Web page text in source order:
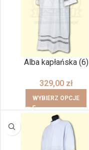
Alba kapłańska (6)
329,00 zł
WYBIERZ OPCJE